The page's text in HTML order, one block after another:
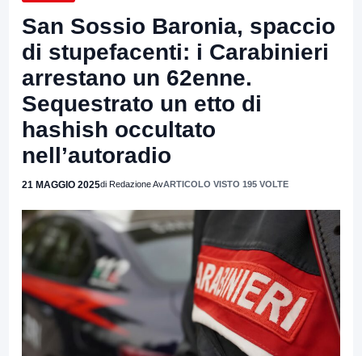
San Sossio Baronia, spaccio
di stupefacenti: i Carabinieri
arrestano un 62enne.
Sequestrato un etto di
hashish occultato
nell’autoradio
21 MAGGIO 2025di Redazione AvARTICOLO VISTO 195 VOLTE